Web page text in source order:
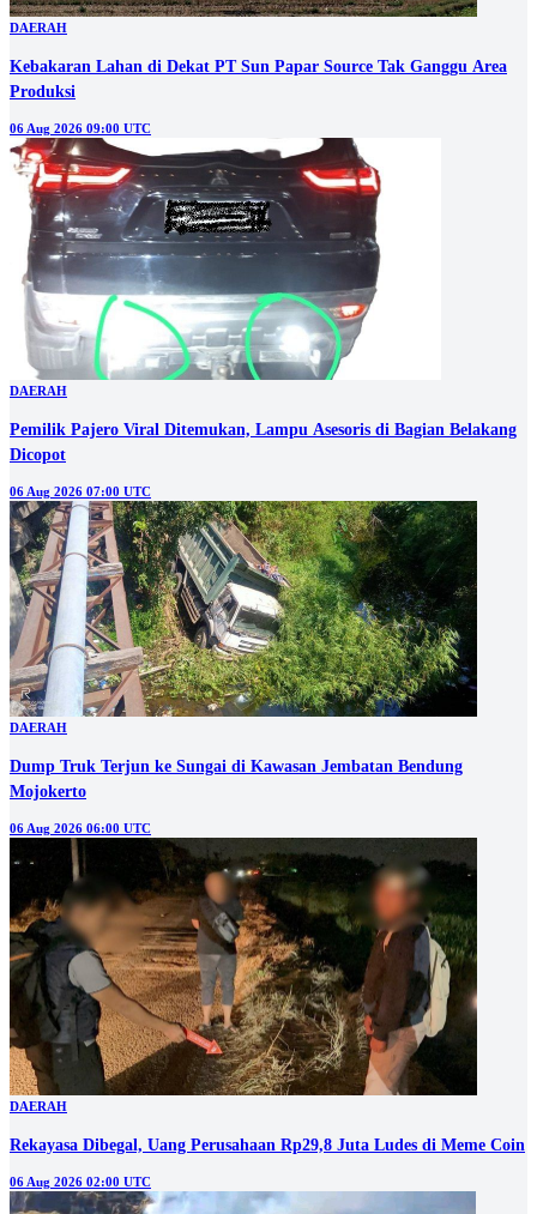
DAERAH
Kebakaran Lahan di Dekat PT Sun Papar Source Tak Ganggu Area
Produksi
06 Aug 2026 09:00 UTC
DAERAH
Pemilik Pajero Viral Ditemukan, Lampu Asesoris di Bagian Belakang
Dicopot
06 Aug 2026 07:00 UTC
DAERAH
Dump Truk Terjun ke Sungai di Kawasan Jembatan Bendung
Mojokerto
06 Aug 2026 06:00 UTC
DAERAH
Rekayasa Dibegal, Uang Perusahaan Rp29,8 Juta Ludes di Meme Coin
06 Aug 2026 02:00 UTC